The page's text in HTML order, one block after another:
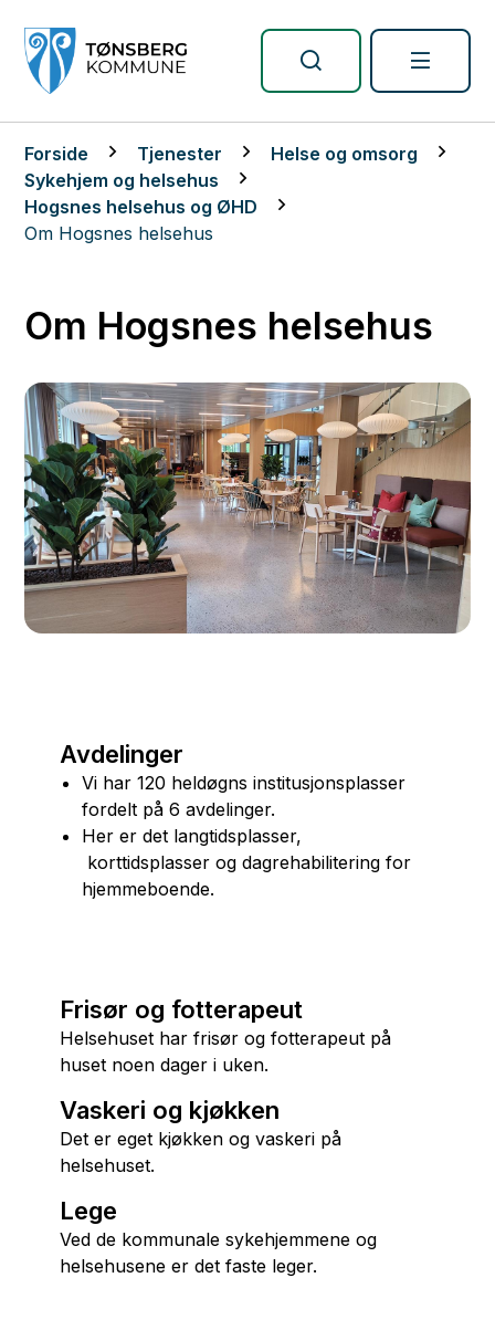
Du er her:
Forside Tjenester
Helse og omsorg
Sykehjem og helsehus
Hogsnes helsehus og ØHD
Om Hogsnes helsehus
Om Hogsnes helsehus
Avdelinger
Vi har 120 heldøgns institusjonsplasser
fordelt på 6 avdelinger.
Her er det langtidsplasser,
korttidsplasser og dagrehabilitering for
hjemmeboende.
Frisør og fotterapeut
Helsehuset har frisør og fotterapeut på
huset noen dager i uken.
Vaskeri og kjøkken
Det er eget kjøkken og vaskeri på
helsehuset.
Lege
Ved de kommunale sykehjemmene og
helsehusene er det faste leger.